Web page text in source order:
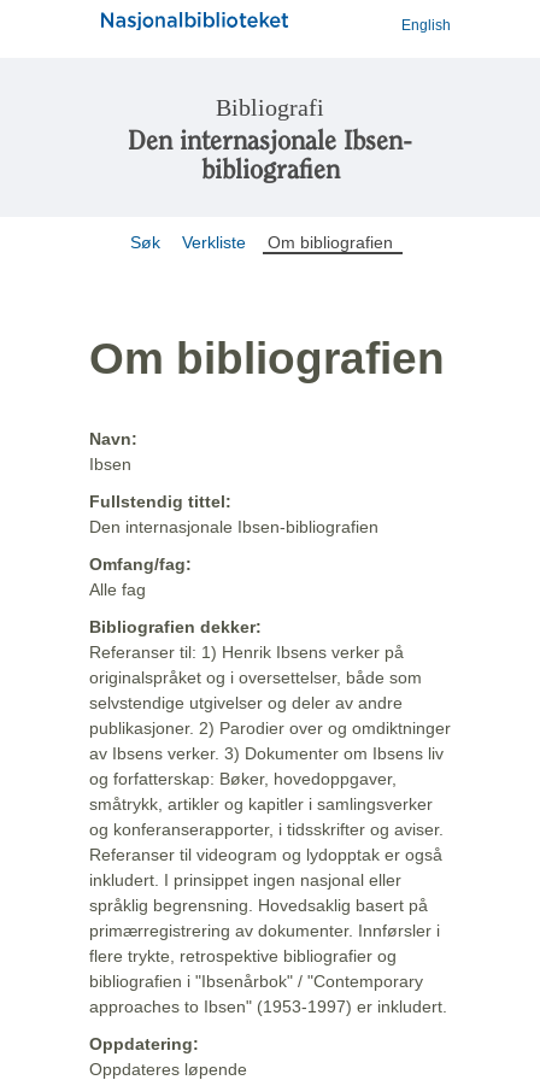
English
Bibliografi
Den internasjonale Ibsen-
bibliografien
Søk Verkliste Om bibliografien
Om bibliografien
Navn:
Ibsen
Fullstendig tittel:
Den internasjonale Ibsen-bibliografien
Omfang/fag:
Alle fag
Bibliografien dekker:
Referanser til: 1) Henrik Ibsens verker på
originalspråket og i oversettelser, både som
selvstendige utgivelser og deler av andre
publikasjoner. 2) Parodier over og omdiktninger
av Ibsens verker. 3) Dokumenter om Ibsens liv
og forfatterskap: Bøker, hovedoppgaver,
småtrykk, artikler og kapitler i samlingsverker
og konferanserapporter, i tidsskrifter og aviser.
Referanser til videogram og lydopptak er også
inkludert. I prinsippet ingen nasjonal eller
språklig begrensning. Hovedsaklig basert på
primærregistrering av dokumenter. Innførsler i
flere trykte, retrospektive bibliografier og
bibliografien i "Ibsenårbok" / "Contemporary
approaches to Ibsen" (1953-1997) er inkludert.
Oppdatering:
Oppdateres løpende